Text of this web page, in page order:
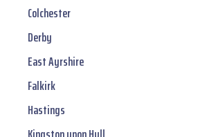
Colchester
Derby
East Ayrshire
Falkirk
Hastings